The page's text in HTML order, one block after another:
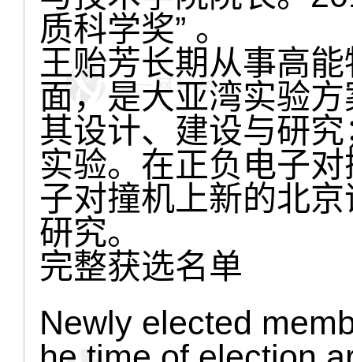
质科学奖” 。
王贻芳长期从事高
面，是大亚湾实验
其设计、建设与研
实验。在正负电子
子对撞机上新的北
研究。
完整获选名单
Newly elected